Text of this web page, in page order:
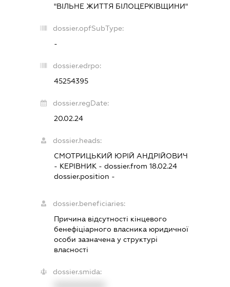
"ВІЛЬНЕ ЖИТТЯ БІЛОЦЕРКІВЩИНИ"
dossier.opfSubType:
-
dossier.edrpo:
45254395
dossier.regDate:
20.02.24
dossier.heads:
СМОТРИЦЬКИЙ ЮРІЙ АНДРІЙОВИЧ
- КЕРІВНИК - dossier.from 18.02.24
dossier.position -
dossier.beneficiaries:
Причина відсутності кінцевого
бенефіціарного власника юридичної
особи зазначена у структурі
власності
dossier.smida: